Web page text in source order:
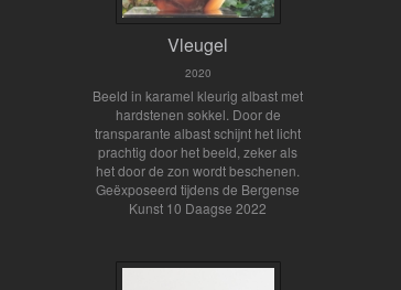
Vleugel
2020
Beeld in karamel kleurig albast met
hardstenen sokkel. Door de
transparante albast schijnt het licht
prachtig door het beeld, zeker als
het door de zon wordt beschenen.
Geëxposeerd tijdens de Bergense
Kunst 10 Daagse 2022